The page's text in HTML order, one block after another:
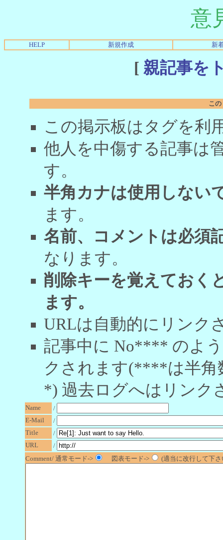
意
HELP 新規作成 新
[ 親記事を
こ
この掲示板はタグを利
他人を中傷する記事は
す。
半角カナは使用しない
ます。
名前、コメントは必須
なります。
削除キーを覚えておく
ます。
URLは自動的にリンク
記事中に No**** のよ
クされます(****は半角
*) 過去ログへはリンク
Name
/
E-Mail
/
Title
/
URL
/
Comment/ 通常モード->
図表モード-> (適当に改行して下